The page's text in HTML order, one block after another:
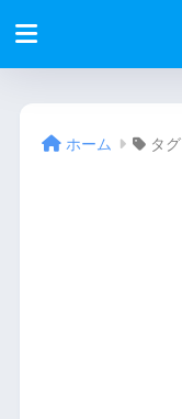
ホーム タグ